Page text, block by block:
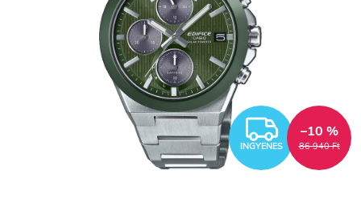
INGYENES 86 940 Ft
–10 %